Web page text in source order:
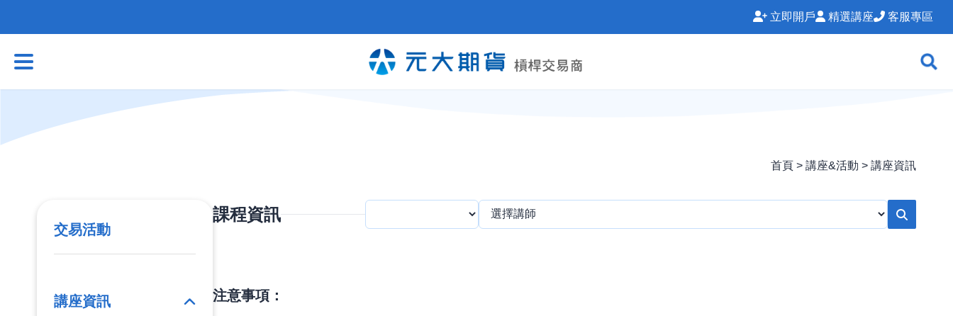
立即開戶 精選講座 客服專區
首頁 > 講座&活動 > 講座資訊
交易活動
講座資訊
課程資訊
注意事項：